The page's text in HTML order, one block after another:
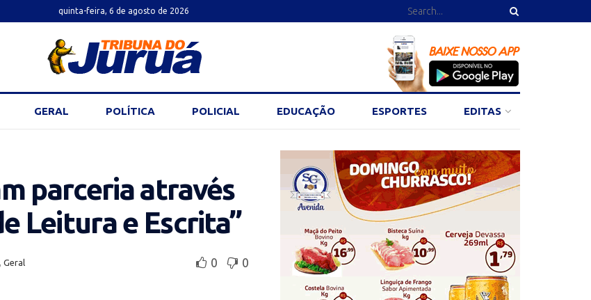
quinta-feira, 6 de agosto de 2026
GERAL POLÍTICA POLICIAL EDUCAÇÃO ESPORTES EDITAS
parceria através
Leitura e Escrita”
Geral 0 0